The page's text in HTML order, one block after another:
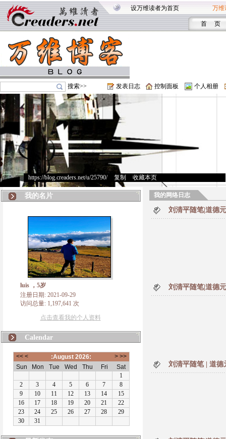
设万维读者为首页 万维
首 页
搜索>> 发表日志 控制面板 个人相册
https://blog.creaders.net/u/25790/> 复制 收藏本页
我的名片
luis ，5岁
注册日期: 2021-09-29
访问总量: 1,197,641 次
点击查看我的个人资料
Calendar
我的网络日志
刘清平随笔|道德
刘清平随笔|道德
刘清平随笔 | 道